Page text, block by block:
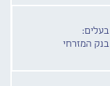
בעלים:
בנק המזרחי